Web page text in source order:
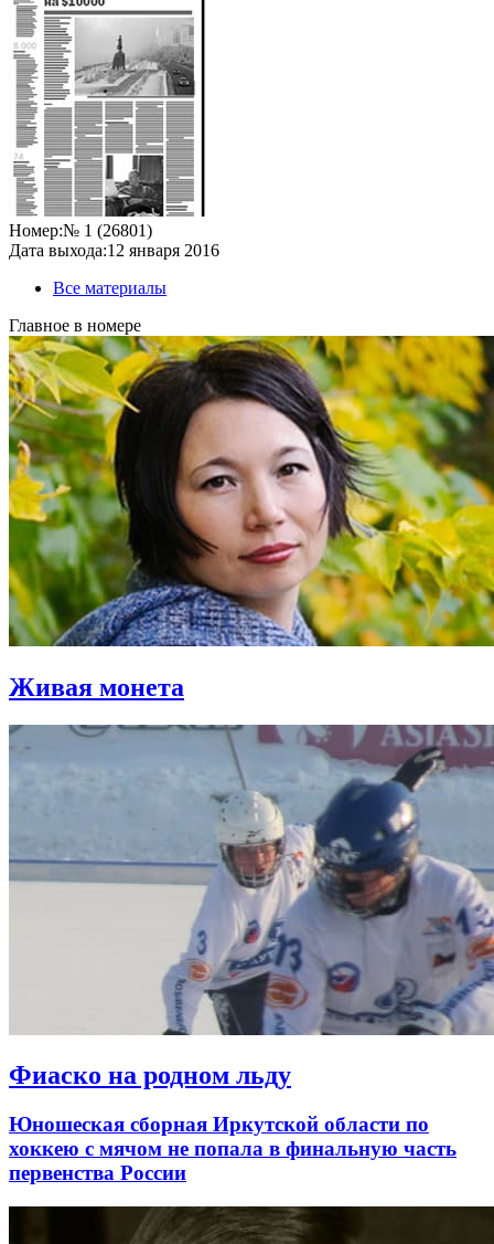
Номер:№ 1 (26801)
Дата выхода:12 января 2016
Все материалы
Главное в номере
Живая монета
Фиаско на родном льду
Юношеская сборная Иркутской области по
хоккею с мячом не попала в финальную часть
первенства России